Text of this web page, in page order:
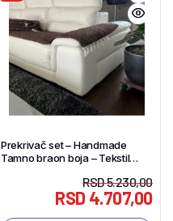
Prekrivač set – Handmade
Tamno braon boja – Tekstil
RSD5.230,00
RSD4.707,00